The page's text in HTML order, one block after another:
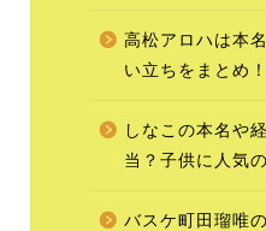
高松アロハは本
い立ちをまとめ
しなこの本名や
当？子供に人気
バスケ町田瑠唯